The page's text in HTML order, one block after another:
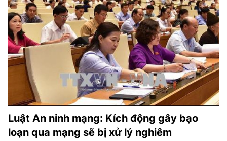
Luật An ninh mạng: Kích động gây bạo
loạn qua mạng sẽ bị xử lý nghiêm